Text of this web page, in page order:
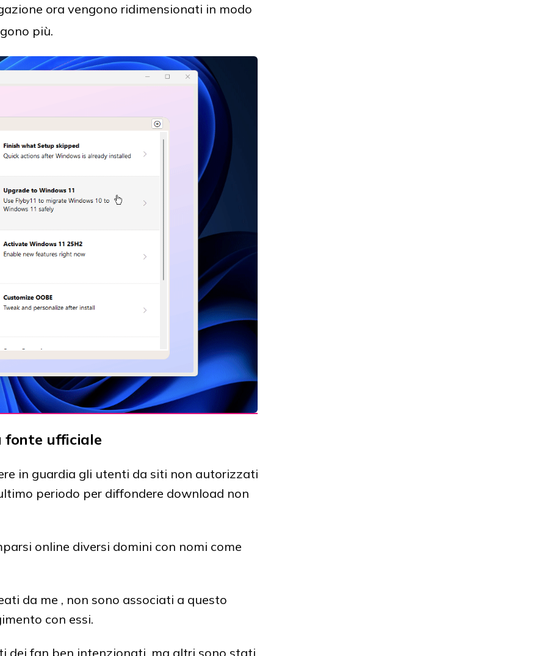
ora vengono ridimensionati in modo
più.
fonte ufficiale
in guardia gli utenti da siti non autorizzati
periodo per diffondere download non
online diversi domini con nomi come
da me , non sono associati a questo
con essi.
dei fan ben intenzionati, ma altri sono stati